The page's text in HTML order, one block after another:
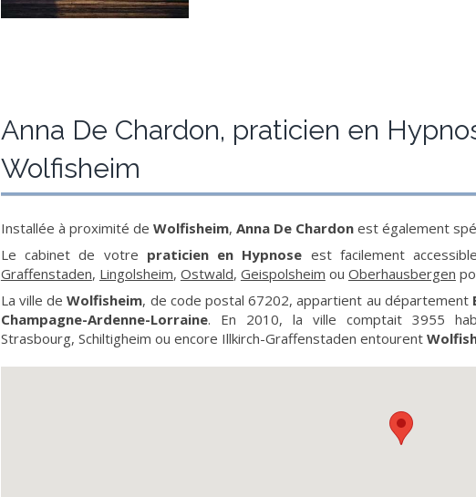
Anna De Chardon, praticien en
Wolfisheim
Installée à proximité de Wolfisheim, Anna De Chardonest également
Le cabinet de votre praticien en Hypnose est facilement
Graffenstaden, Lingolsheim, Ostwald, Geispolsheim ou Oberhausbergen
La ville deWolfisheim, de code postal 67202, appartient au département
Champagne-Ardenne-Lorraine. En 2010, la ville comptait 3955
Strasbourg, Schiltigheim ou encore Illkirch-Graffenstaden entourent